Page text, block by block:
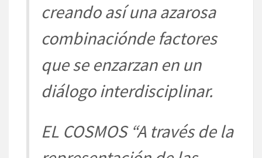
creandoasí una azarosa
combinacióndefactores
que se enzarzan en un
diálogointerdisciplinar.
EL COSMOS “A través de la